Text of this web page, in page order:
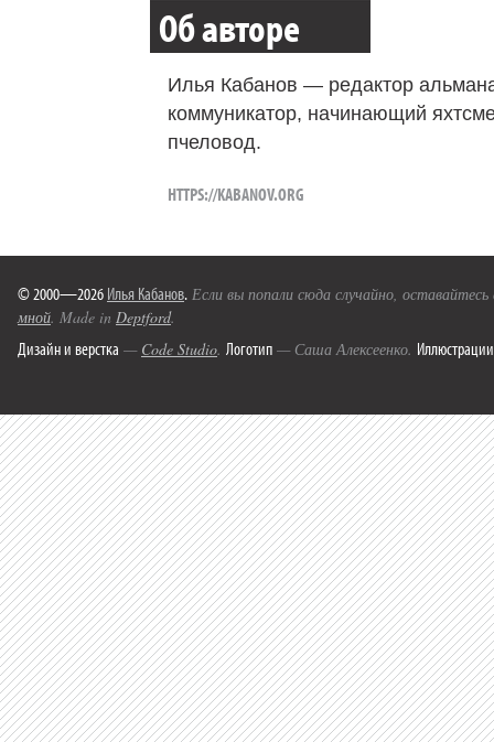
Об авторе
Илья Кабанов — редактор
коммуникатор, начинающий
пчеловод.
HTTPS://KABANOV.ORG
© 2000—2026 Илья Кабанов. Если вы попали сюда случайно,
мной. Made in Deptford.
Дизайн и верстка — Code Studio. Логотип — Саша Алексеенко. Иллюстрации